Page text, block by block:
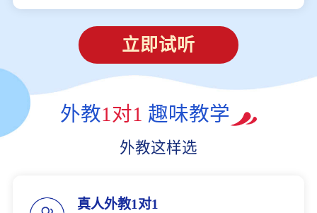
立即试听
外教1对1 趣味教学
外教这样选
真人外教1对1